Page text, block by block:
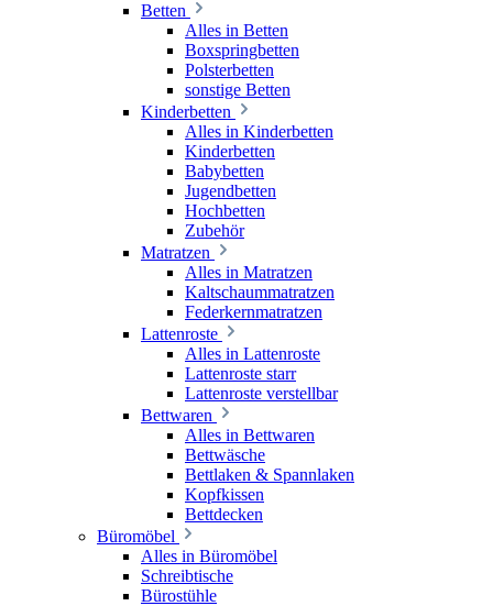
Betten
Alles in Betten
Boxspringbetten
Polsterbetten
sonstige Betten
Kinderbetten
Alles in Kinderbetten
Kinderbetten
Babybetten
Jugendbetten
Hochbetten
Zubehör
Matratzen
Alles in Matratzen
Kaltschaummatratzen
Federkernmatratzen
Lattenroste
Alles in Lattenroste
Lattenroste starr
Lattenroste verstellbar
Bettwaren
Alles in Bettwaren
Bettwäsche
Bettlaken & Spannlaken
Kopfkissen
Bettdecken
Büromöbel
Alles in Büromöbel
Schreibtische
Bürostühle